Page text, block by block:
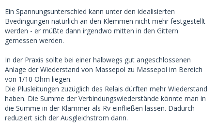
Ein Spannungsunterschied kann unter den idealisierten
Bvedingungen natürlich an den Klemmen nicht mehr festgestellt
werden - er müßte dann irgendwo mitten in den Gittern
gemessen werden.
In der Praxis sollte bei einer halbwegs gut angeschlossenen
Anlage der Wiederstand von Massepol zu Massepol im Bereich
von 1/10 Ohm liegen.
Die Plusleitungen zuzüglich des Relais dürften mehr Wiederstand
haben. Die Summe der Verbindungswiederstände könnte man in
die Summe in der Klammer als Rv einfließen lassen. Dadurch
reduziert sich der Ausgleichstrom dann.